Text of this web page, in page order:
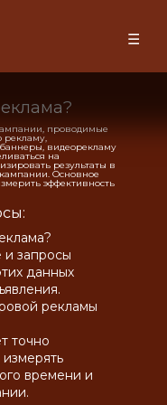
☰
проводимые
рекламу,
видеорекламу
на
результаты в
Основное
эффективность
и запросы
данных
рекламы
точно
времени и